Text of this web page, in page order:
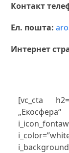
Контакт
Ел. пошта:
Интернет
[vc_cta